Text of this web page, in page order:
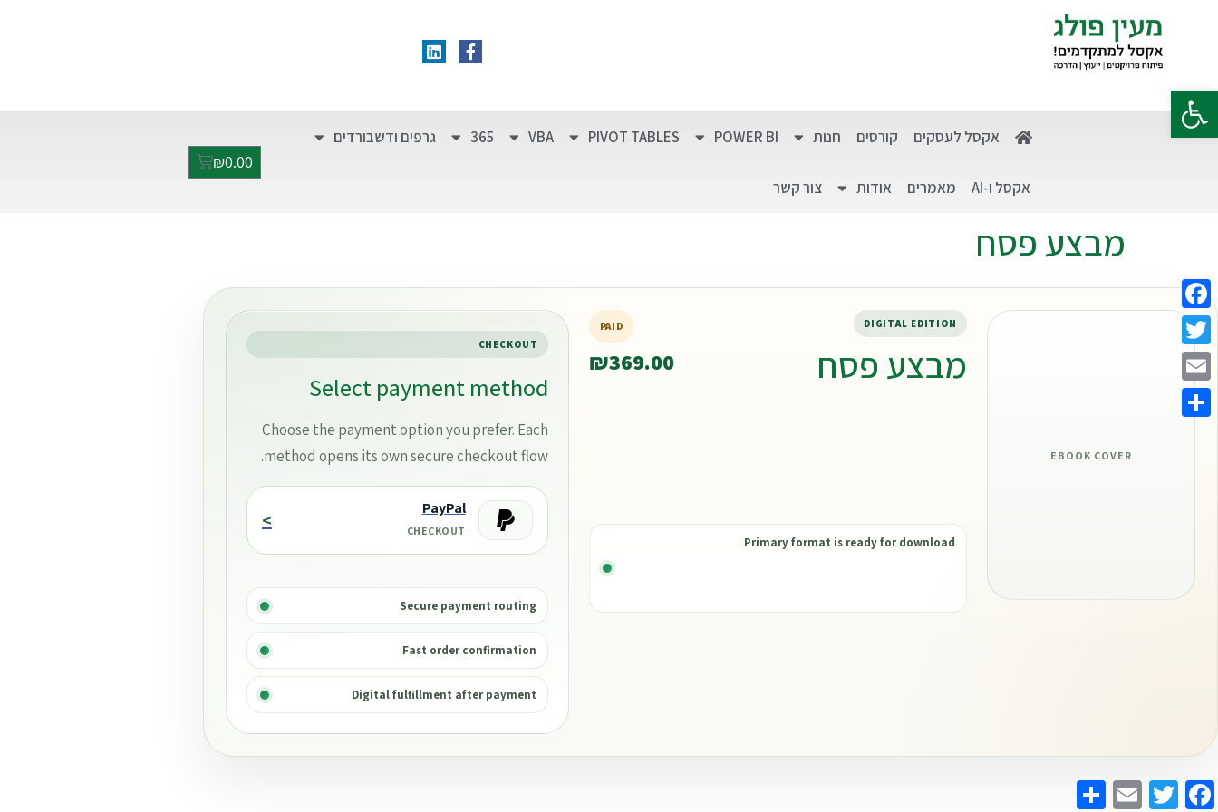
פתח סרגל נגישות
אקסל לעסקים קורסים חנות POWER BI
PIVOT TABLES
VBA
365 גרפים ודשבורדים
אקסל ו-AI מאמרים אודות צור קשר
₪0.00
מבצע פסח
EBOOK COVER
DIGITAL EDITION
מבצע פסח
PAID
₪369.00
Primary format is ready for download
CHECKOUT
Select payment method
Choose the payment option you prefer. Each
method opens its own secure checkout flow.
PayPal
CHECKOUT
>
Secure payment routing
Fast order confirmation
Digital fulfillment after payment
Facebook
Twitter
Email
Facebook
Twitter
Email